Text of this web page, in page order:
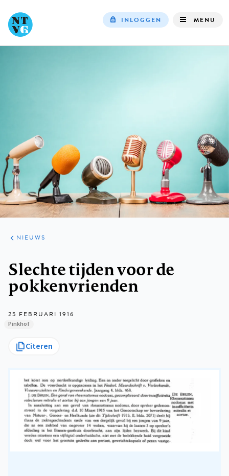
INLOGGEN MENU
ARTIKELEN
HET
KORT
NIEUWS
Slechte tijden voor de
pokkenvrienden
25 FEBRUARI 1916
Pinkhof
Citeren